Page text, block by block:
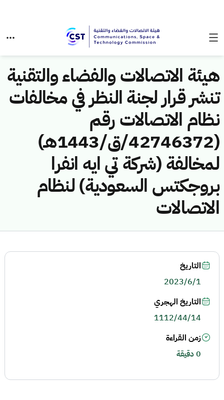
هيئة الاتصالات والفضاء والتقنية
تنشر قرار لجنة النظر في مخالفات
نظام الاتصالات رقم
(42746372/ق/1443هـ)
لمخالفة (شركة تي ايه انفرا
بروجكتس السعودية) لنظام
الاتصالات
التاريخ
2023/6/1
التاريخ الهجري
1112/44/14
زمن القراءة
0 دقيقة